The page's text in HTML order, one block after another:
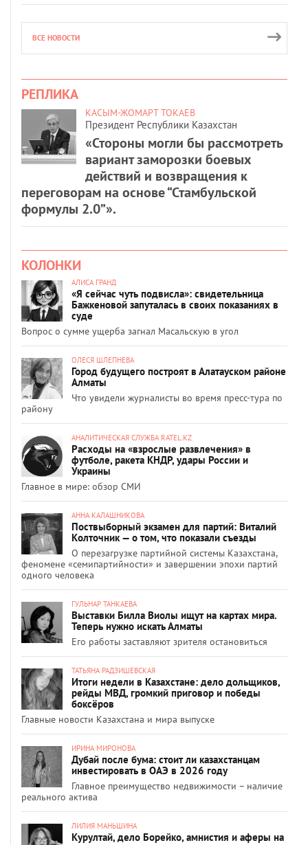
ВСЕ НОВОСТИ
РЕПЛИКА
КАСЫМ-ЖОМАРТ ТОКАЕВ
Президент Республики Казахстан
«Стороны могли бы рассмотреть
вариант заморозки боевых
действий и возвращения к
переговорам на основе “Стамбульской
формулы 2.0”».
КОЛОНКИ
АЛИСА ГРАНД
«Я сейчас чуть подвисла»: свидетельница
Бажкеновой запуталась в своих показаниях в
суде
Вопрос о сумме ущерба загнал Масальскую в угол
ОЛЕСЯ ШЛЕПНЕВА
Город будущего построят в Алатауском районе
Алматы
Что увидели журналисты во время пресс-тура по
району
АНАЛИТИЧЕСКАЯ СЛУЖБА RATEL.KZ
Расходы на «взрослые развлечения» в
футболе, ракета КНДР, удары России и
Украины
Главное в мире: обзор СМИ
АННА КАЛАШНИКОВА
Поствыборный экзамен для партий: Виталий
Колточник — о том, что показали съезды
О перезагрузке партийной системы Казахстана,
феномене «семипартийности» и завершении эпохи партий
одного человека
ГУЛЬНАР ТАНКАЕВА
Выставки Билла Виолы ищут на картах мира.
Теперь нужно искать Алматы
Его работы заставляют зрителя остановиться
ТАТЬЯНА РАДЗИШЕВСКАЯ
Итоги недели в Казахстане: дело дольщиков,
рейды МВД, громкий приговор и победы
боксёров
Главные новости Казахстана и мира выпуске
ИРИНА МИРОНОВА
Дубай после бума: стоит ли казахстанцам
инвестировать в ОАЭ в 2026 году
Главное преимущество недвижимости – наличие
реального актива
ЛИЛИЯ МАНЬШИНА
Курултай, дело Борейко, амнистия и аферы на